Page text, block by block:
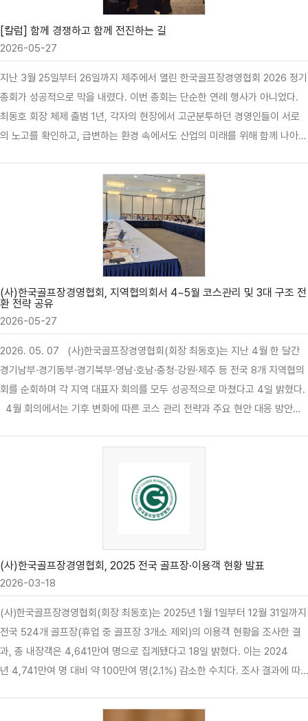
채우기보다, 양은 적어도 영양이 알차고 보기에도 예쁜 여…
[칼럼] 함께 경쟁하고 함께 전진하는 길
2026-05-27
지난 3월 25일부터 26일까지 제주에서 열린 한국골프장경영협회 2026 정기
총회가 성공적으로 막을 내렸다. 이번 총회는 단순한 연례 행사가 아니었다.
최동호 회장 체제 출범 1년, 각자의 현장에서 고군분투하던 경영인들이 서로
의 노고를 확인하고, 급변하는 환경 속에서도 산업의 미래를 위해 함께 나아가
환의 파고 앞에 서 있다. 팬데믹이 남긴 일시적인 특수는 저물었으며 현장에는
상승하는 인건비와 정교해지는 규제, 그리고 지역 간의 가혹한 격차라는 냉혹
회원사가 직면한 경영 환경은 그 어느 때보다 불확실하다. 이럴 때일수록 우
리를 하나로 묶는 이름, ‘한국골프장경영협회’의 존재 가치를 되새기게 된다.
협회는 단순한 행정 지원 조직을 넘어, 위기 상황에서 산업의 중심을 잡고 …
(사)한국골프장경영협회, 지역협의회서 4~5월 코스관리 및 3대 구조 전
환 전략 공유
2026-05-27
2026. 05. 07 (사)한국골프장경영협회(회장 최동호)는 지난 4월 한 달간
경기남부·경기동부·경기북부·영남·호남·충청·강원·제주 등 전국 8개 지역협의
회를 순회하며 각 지역 대표자 회의를 모두 성공적으로 마쳤다고 4일 밝혔다.
고 협회가 추진 중인 과세·회비·플랫폼 등 3대 구조 전환 과제를 집중적으로
이터 기반의 생육 기반 구축으로 설정했다. 특히 적산온도(GDD) 관리 도입
을 통해 잔디 생육 단계를 과학적으로 예측하고, 단순한 품질 유지보다는 지난
해 폭염 피해를 복구하는 복원 중심의 관리에 주력할 것을 제안했다. 이는 기
하는…
(사)한국골프장경영협회, 2025 전국 골프장·이용객 현황 발표
2026-03-18
(사)한국골프장경영협회(회장 최동호)는 2025년 1월 1일부터 12월 31일까지
전국 524개 골프장(휴업 중 골프장 3개소 제외)의 이용객 현황을 조사한 결
과, 총 내장객은 4,641만여 명으로 집계됐다고 18일 밝혔다. 이는 2024
년 4,741만여 명 대비 약 100만여 명(2.1%) 감소한 수치다. 조사 결과에 따
개소 이용객은 3,184만여 명으로 나타났다. 1홀당 평균 이용객은 4,430명으